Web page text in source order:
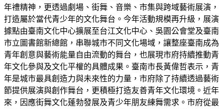
年禮精神，更透過劇場、街舞、音樂、市集與跨域藝術展演，
打造屬於當代青少年的文化舞台。今年活動規模再升級，展演
據點由臺南文化中心擴展至台江文化中心、吳園公會堂及臺南
市立圖書館新總館，串聯城市不同文化場域，讓整座臺南成為
青年創意與藝術能量自由流動的舞台，也展現市府持續推動青
年文化參與及文化平權的具體成果。臺南市長黃偉哲表示，青
年是城市最具創造力與未來性的力量，市府除了持續透過藝術
節提供展演與創作舞台，更積極打造友善青年文化環境。近年
來，因應街舞文化蓬勃發展及青少年朋友練舞需求。市府從最